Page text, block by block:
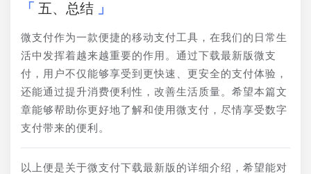
五、总结
微支付作为一款便捷的移动支付工具，在我们的日常生
活中发挥着越来越重要的作用。通过下载最新版微支
付，用户不仅能够享受到更快速、更安全的支付体验，
还能通过提升消费便利性，改善生活质量。希望本篇文
章能够帮助你更好地了解和使用微支付，尽情享受数字
支付带来的便利。
以上便是关于微支付下载最新版的详细介绍，希望能对